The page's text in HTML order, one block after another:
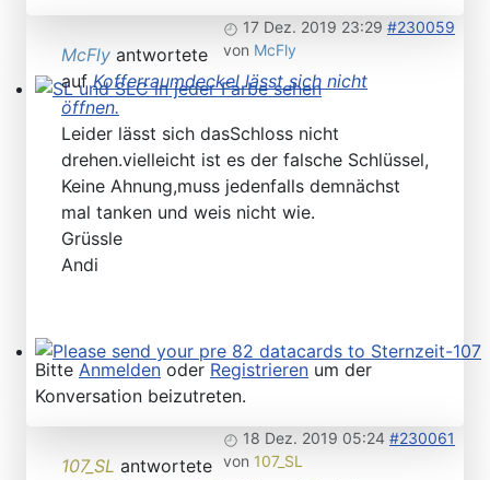
SL und SLC in jeder Farbe sehen
Please send your pre 82 datacards to Sternzeit-107
17 Dez. 2019 23:29 #230059
von McFly
McFly antwortete
aufKofferraumdeckel lässt sich nicht
öffnen.
Leider lässt sich dasSchloss nicht
drehen.vielleicht ist es der falsche Schlüssel,
Keine Ahnung,muss jedenfalls demnächst
mal tanken und weis nicht wie.
Grüssle
Andi
Bitte Anmelden oder Registrieren um der
Konversation beizutreten.
18 Dez. 2019 05:24 #230061
von 107_SL
107_SL antwortete